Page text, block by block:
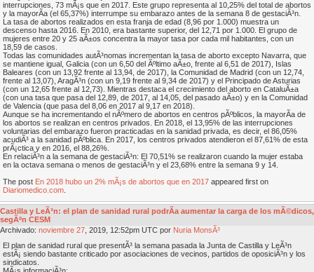
interrupciones, 73 mÃ¡s que en 2017. Este grupo representa al 10,25% del total de abortos
y la mayorÃ­a (el 65,37%) interrumpe su embarazo antes de la semana 8 de gestaciÃ³n.
La tasa de abortos realizados en esta franja de edad (8,96 por 1.000) muestra un
descenso hasta 2016. En 2010, era bastante superior, del 12,71 por 1.000. El grupo de
mujeres entre 20 y 25 aÃ±os concentra la mayor tasa por cada mil habitantes, con un
18,59 de casos.
Todas las comunidades autÃ³nomas incrementan la tasa de aborto excepto Navarra, que
se mantiene igual, Galicia (con un 6,50 del Ãºltimo aÃ±o, frente al 6,51 de 2017), Islas
Baleares (con un 13,92 frente al 13,94, de 2017), la Comunidad de Madrid (con un 12,74,
frente al 13,07), AragÃ³n (con un 9,19 frente al 9,34 de 2017) y el Principado de Asturias
(con un 12,65 frente al 12,73). Mientras destaca el crecimiento del aborto en CataluÃ±a
(con una tasa que pasa del 12,89, de 2017, al 14,05, del pasado aÃ±o) y en la Comunidad
de Valencia (que pasa del 8,06 en 2017 al 9,17 en 2018).
Aunque se ha incrementando el nÃºmero de abortos en centros pÃºblicos, la mayorÃ­a de
los abortos se realizan en centros privados. En 2018, el 13,95% de las interrupciones
voluntarias del embarazo fueron practicadas en la sanidad privada, es decir, el 86,05%
acudiÃ³ a la sanidad pÃºblica. En 2017, los centros privados atendieron el 87,61% de esta
prÃ¡ctica y en 2016, el 88,26%.
En relaciÃ³n a la semana de gestaciÃ³n: El 70,51% se realizaron cuando la mujer estaba
en la octava semana o menos de gestaciÃ³n y el 23,68% entre la semana 9 y 14.
The post En 2018 hubo un 2% mÃ¡s de abortos que en 2017 appeared first on
Diariomedico.com
Castilla y LeÃ³n: el plan de sanidad rural podrÃ­a aumentar la carga de los mÃ©dicos,
segÃºn CESM
Archivado: noviembre 27 , 2019, 12:52pm UTC por Nuria MonsÃ³
El plan de sanidad rural que presentÃ³ la semana pasada la Junta de Castilla y LeÃ³n
estÃ¡ siendo bastante criticado por asociaciones de vecinos, partidos de oposiciÃ³n y los
sindicatos.